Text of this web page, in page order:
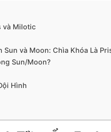
và Milotic
Sun và Moon: Chìa Khóa Là
Sun/Moon?
Hình